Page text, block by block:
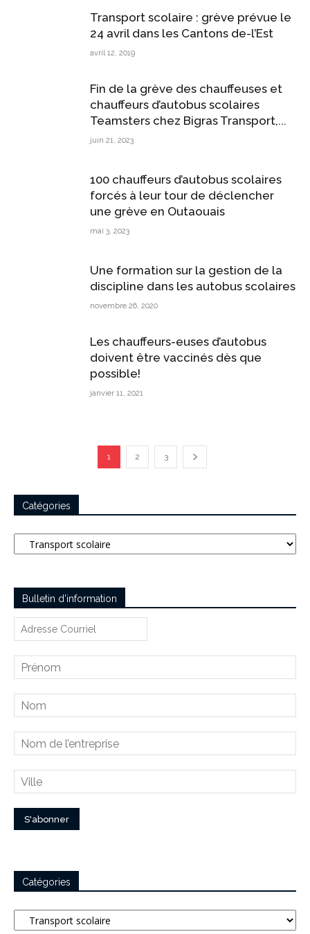
Transport scolaire : grève prévue le
24 avril dans les Cantons de-l’Est
avril 12, 2019
Fin de la grève des chauffeuses et
chauffeurs d’autobus scolaires
Teamsters chez Bigras Transport,...
juin 21, 2023
100 chauffeurs d’autobus scolaires
forcés à leur tour de déclencher
une grève en Outaouais
mai 3, 2023
Une formation sur la gestion de la
discipline dans les autobus scolaires
novembre 26, 2020
Les chauffeurs-euses d’autobus
doivent être vaccinés dès que
possible!
janvier 11, 2021
1 2 3
Catégories
Catégories
Bulletin d’information
Catégories
Catégories